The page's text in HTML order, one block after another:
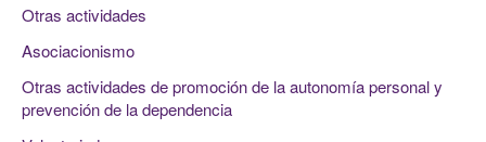
Otras actividades
Asociacionismo
Otras actividades de promoción de la autonomía personal y
prevención de la dependencia